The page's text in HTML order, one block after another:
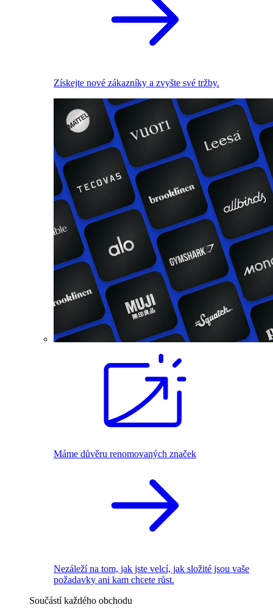
Získejte nové zákazníky a zvyšte své tržby.
Máme důvěru renomovaných značek
Nezáleží na tom, jak jste velcí, jak složité jsou vaše
požadavky ani kam chcete růst.
Součástí každého obchodu